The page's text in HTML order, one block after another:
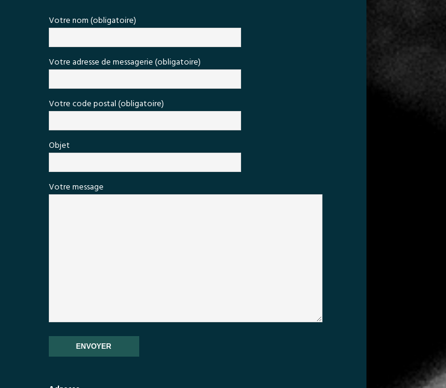
Votre nom (obligatoire)
Votre adresse de messagerie (obligatoire)
Votre code postal (obligatoire)
Objet
Votre message